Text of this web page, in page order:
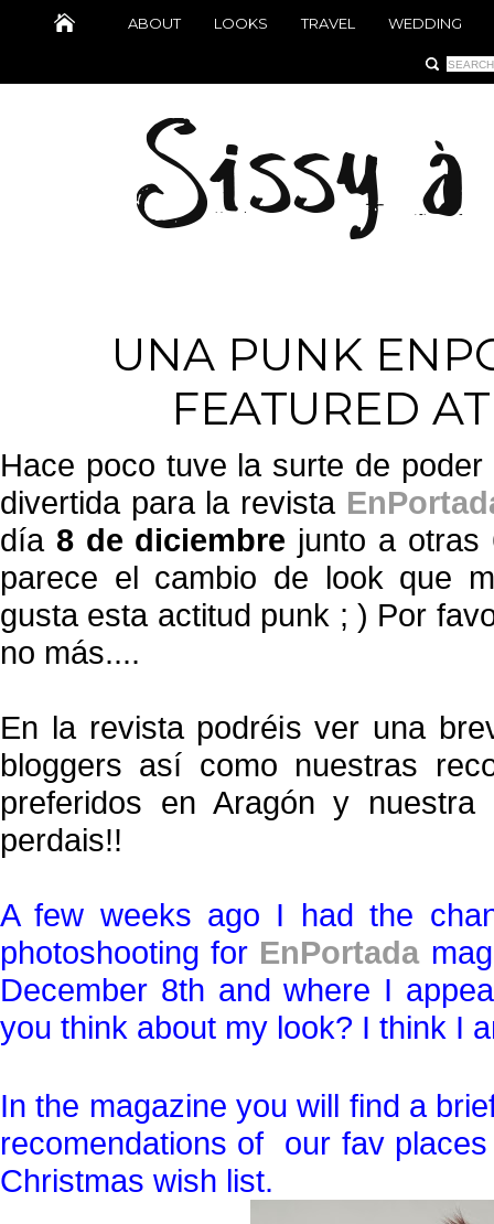
ABOUT LOOKS TRAVEL WEDDING
UNA PUNK
FEATURED
Hace poco tuve la surte de
divertida para la revista
día 8 de diciembre junto a otras
parece el cambio de look que
gusta esta actitud punk ; ) Por
no más....
En la revista podréis ver una
bloggers así como nuestras
preferidos en Aragón y
perdais!!
A few weeks ago I had the
photoshooting for EnPortada
December 8th and where I
you think about my look? I think I
In the magazine you will find a
recomendations of our fav
Christmas wish list.